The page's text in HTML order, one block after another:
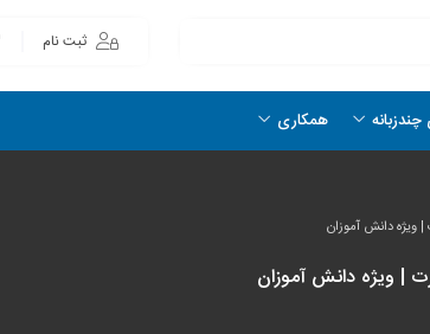
ثبت نام
همکاری
دانش آموزان
| ویژه دانش آموزان